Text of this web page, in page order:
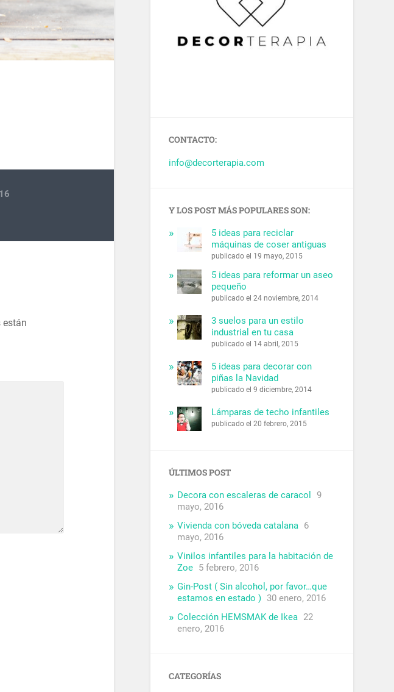
están
CONTACTO:
info@decorterapia.com
Y LOS POST MÁS POPULARES SON:
5 ideas para reciclar
máquinas de coser antiguas
publicado el 19 mayo, 2015
5 ideas para reformar un aseo
pequeño
publicado el 24 noviembre, 2014
3 suelos para un estilo
industrial en tu casa
publicado el 14 abril, 2015
5 ideas para decorar con
piñas la Navidad
publicado el 9 diciembre, 2014
Lámparas de techo infantiles
publicado el 20 febrero, 2015
ÚLTIMOS POST
Decora con escaleras de caracol
9
mayo, 2016
Vivienda con bóveda catalana 6
mayo, 2016
Vinilos infantiles para la habitación de
Zoe 5 febrero, 2016
Gin-Post ( Sin alcohol, por favor…que
estamos en estado ) 30 enero, 2016
Colección HEMSMAK de Ikea 22
enero, 2016
CATEGORÍAS